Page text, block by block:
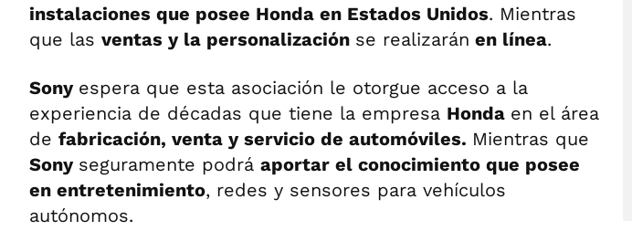
instalaciones que posee Honda en Estados Unidos. Mientras
que las ventas y la personalización se realizarán en línea.
Sony espera que esta asociación le otorgue acceso a la
experiencia de décadas que tiene la empresa Honda en el área
de fabricación, venta y servicio de automóviles. Mientras que
Sony seguramente podrá aportar el conocimiento que posee
en entretenimiento, redes y sensores para vehículos
autónomos.